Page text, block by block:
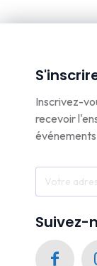
Inscrivez-
recevoir
événements
Suivez-